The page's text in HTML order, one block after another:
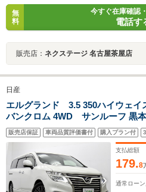
無
料
今すぐ在庫確認
電話す
販売店： ネクステージ 名古屋茶屋店
日産
エルグランド 3.5 350ハイウェイ
バンクロム 4WD サンルーフ 黒
ラ 純正8型ナビ 11型後席モニター
トロール シートヒーター パワーシ
両側パワースライドドア 100V100W電源
18インチAW
販売店保証 車両品質評価書付 購入プラン付
支払総額
179.8
通常ローン